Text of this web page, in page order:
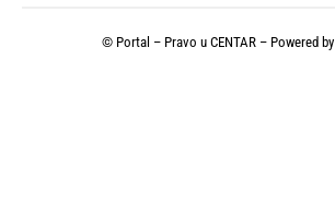
© Portal – Pravo u CENTAR – Powered by